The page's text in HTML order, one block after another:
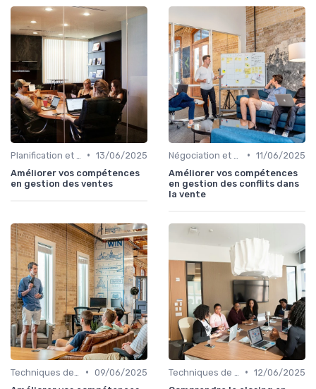
• 13/06/2025
Améliorer vos compétences
en gestion des ventes
• 11/06/2025
Améliorer vos compétences
en gestion des conflits dans
la vente
• 09/06/2025
• 12/06/2025